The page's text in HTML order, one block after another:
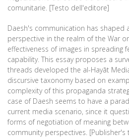
comunitarie. [Testo dell'editore]
Daesh's communication has shaped
perspective in the realm of the War
effectiveness of images in spreading
capability. This essay proposes a
threads developed the al-Hayāt
discursive taxonomy based on
complexity of this propaganda
case of Daesh seems to have a
current media scenario, since it
forms of negotiation of meaning
community perspectives. [Publisher's